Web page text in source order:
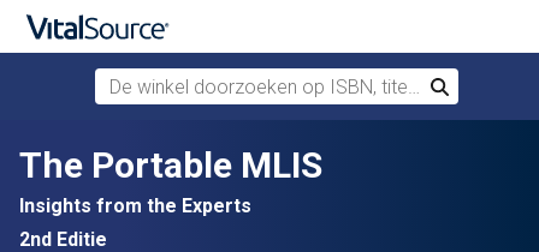
Verdergaan naar belangrijkste inhoud
De winkel doorzoeken op ISBN, titel of auteur
Zoek
The Portable MLIS
Insights from the Experts
2nd Editie